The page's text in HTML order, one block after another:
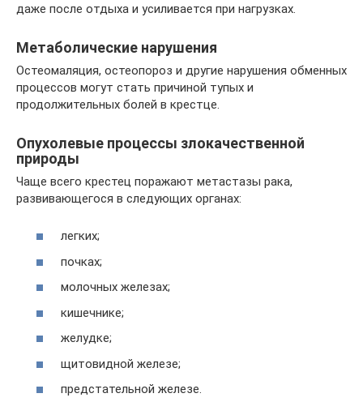
даже после отдыха и усиливается при нагрузках.
Метаболические нарушения
Остеомаляция, остеопороз и другие нарушения обменных
процессов могут стать причиной тупых и
продолжительных болей в крестце.
Опухолевые процессы злокачественной
природы
Чаще всего крестец поражают метастазы рака,
развивающегося в следующих органах:
легких;
почках;
молочных железах;
кишечнике;
желудке;
щитовидной железе;
предстательной железе.